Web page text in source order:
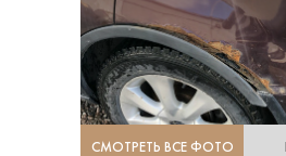
СМОТРЕТЬ ВСЕ ФОТО